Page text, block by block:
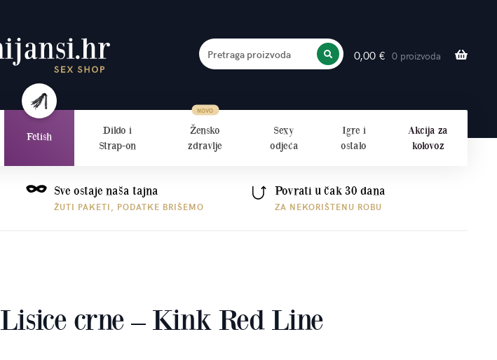
0,00 € 0 proizvoda
Pretraga proizvoda
PRETRAŽITE
Fetish
Dildo i
Strap-on
Žensko
zdravlje
Sexy
odjeća
Igre i
ostalo
Akcija za
kolovoz
Sve ostaje naša tajna
ŽUTI PAKETI, PODATKE BRIŠEMO
Povrati u čak 30 dana
ZA NEKORIŠTENU ROBU
Lisice crne – Kink Red Line